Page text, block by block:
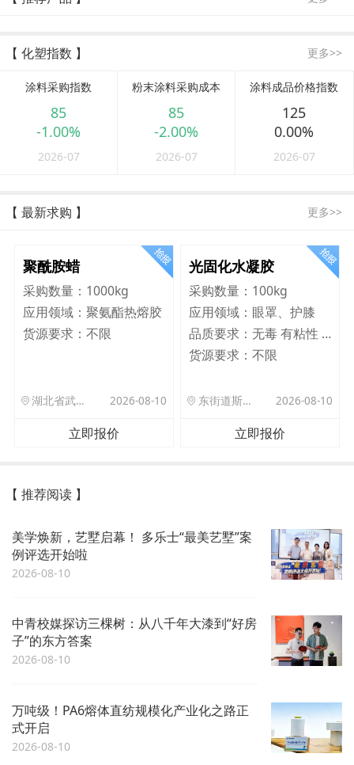
【 化塑指数 】 更多>>
涂料采购指数
85
-1.00%
2026-07
粉末涂料采购成本
85
-2.00%
2026-07
涂料成品价格指数
125
0.00%
2026-07
【 最新求购 】 更多>>
聚酰胺蜡
采购数量： 1000kg
应用领域： 聚氨酯热熔胶
货源要求： 不限
湖北省武汉市洪山区珞狮路122号武汉理工大孵化楼B座1701室 2026-08-10
立即报价
光固化水凝胶
采购数量： 100kg
应用领域： 眼罩、护膝
品质要求：
无毒 有粘性 Q弹 韧性好
货源要求：不限
东街道斯村众杰路二号 2026-08-10
立即报价
【 推荐阅读 】
美学焕新，艺墅启幕！ 多乐士“最美艺墅”案
例评选开始啦
2026-08-10
中青校媒探访三棵树：从八千年大漆到“好房
子”的东方答案
2026-08-10
万吨级！PA6熔体直纺规模化产业化之路正
式开启
2026-08-10